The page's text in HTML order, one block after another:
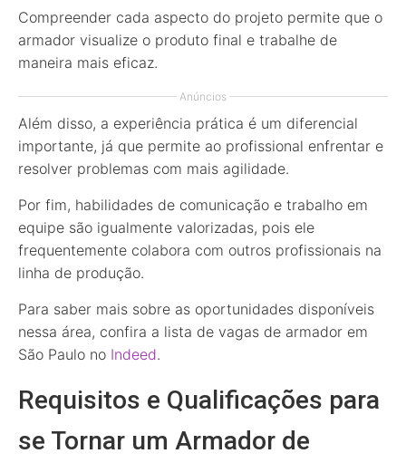
Compreender cada aspecto do projeto permite que o
armador visualize o produto final e trabalhe de
maneira mais eficaz.
Anúncios
Além disso, a experiência prática é um diferencial
importante, já que permite ao profissional enfrentar e
resolver problemas com mais agilidade.
Por fim, habilidades de comunicação e trabalho em
equipe são igualmente valorizadas, pois ele
frequentemente colabora com outros profissionais na
linha de produção.
Para saber mais sobre as oportunidades disponíveis
nessa área, confira a lista de vagas de armador em
São Paulo no Indeed.
Requisitos e Qualificações para
se Tornar um Armador de